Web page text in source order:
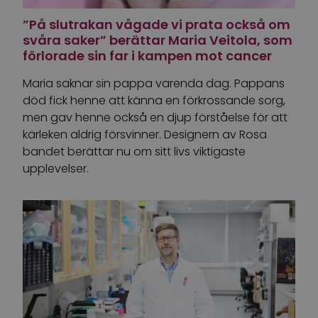
”På slutrakan vågade vi prata också om
svåra saker” berättar Maria Veitola, som
förlorade sin far i kampen mot cancer
Maria saknar sin pappa varenda dag. Pappans
död fick henne att känna en förkrossande sorg,
men gav henne också en djup förståelse för att
kärleken aldrig försvinner. Designern av Rosa
bandet berättar nu om sitt livs viktigaste
upplevelser.